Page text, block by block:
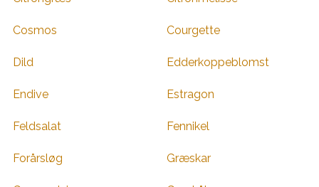
Cosmos Courgette
Dild Edderkoppeblomst
Endive Estragon
Feldsalat Fennikel
Forårsløg Græskar